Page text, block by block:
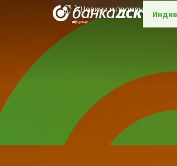
Новини и промоции